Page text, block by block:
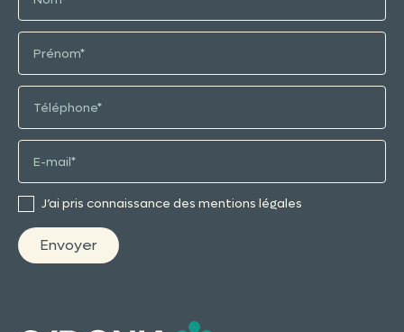
J’ai pris connaissance des mentions légales